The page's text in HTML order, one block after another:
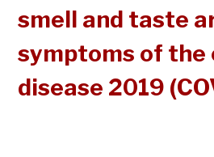
smell and taste
symptoms of the
disease 2019